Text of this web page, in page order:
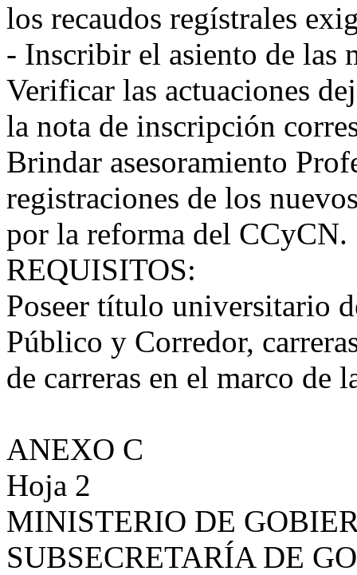
los recaudos regístrales
- Inscribir el asiento de las
Verificar las actuaciones
la nota de inscripción
Brindar asesoramiento
registraciones de los
por la reforma del CCyCN.
REQUISITOS:
Poseer título universitario
Público y Corredor,
de carreras en el marco de
ANEXO C
Hoja 2
MINISTERIO DE
SUBSECRETARÍA DE